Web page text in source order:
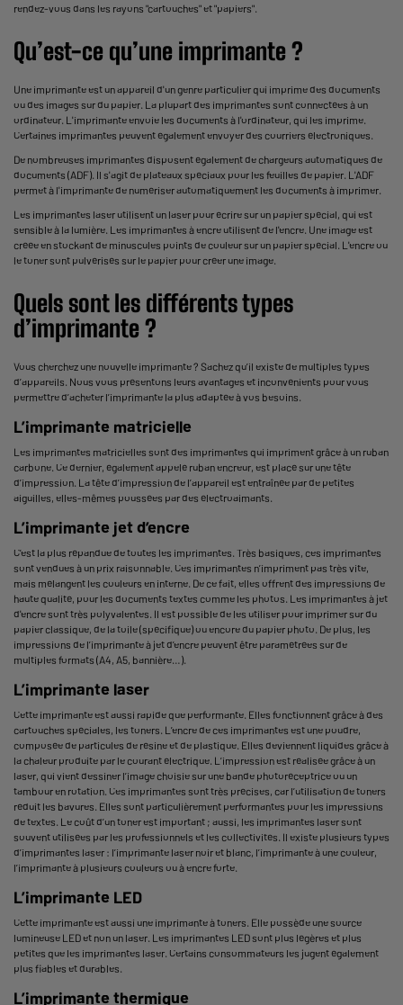
rendez-vous dans les rayons "cartouches" et "papiers".
Qu’est-ce qu’une imprimante ?
Une imprimante est un appareil d'un genre particulier qui imprime des documents
ou des images sur du papier. La plupart des imprimantes sont connectées à un
ordinateur. L'imprimante envoie les documents à l'ordinateur, qui les imprime.
Certaines imprimantes peuvent également envoyer des courriers électroniques.
De nombreuses imprimantes disposent également de chargeurs automatiques de
documents (ADF). Il s'agit de plateaux spéciaux pour les feuilles de papier. L'ADF
permet à l'imprimante de numériser automatiquement les documents à imprimer.
Les imprimantes laser utilisent un laser pour écrire sur un papier spécial, qui est
sensible à la lumière. Les imprimantes à encre utilisent de l'encre. Une image est
créée en stockant de minuscules points de couleur sur un papier spécial. L'encre ou
le toner sont pulvérisés sur le papier pour créer une image.
Quels sont les différents types
d’imprimante ?
Vous cherchez une nouvelle imprimante ? Sachez qu’il existe de multiples types
d’appareils. Nous vous présentons leurs avantages et inconvénients pour vous
permettre d’acheter l’imprimante la plus adaptée à vos besoins.
L’imprimante matricielle
Les imprimantes matricielles sont des imprimantes qui impriment grâce à un ruban
carbone. Ce dernier, également appelé ruban encreur, est placé sur une tête
d’impression. La tête d’impression de l’appareil est entraînée par de petites
aiguilles, elles-mêmes poussées par des électroaimants.
L’imprimante jet d’encre
C’est la plus répandue de toutes les imprimantes. Très basiques, ces imprimantes
sont vendues à un prix raisonnable. Ces imprimantes n’impriment pas très vite,
mais mélangent les couleurs en interne. De ce fait, elles offrent des impressions de
haute qualité, pour les documents textes comme les photos. Les imprimantes à jet
d'encre sont très polyvalentes. Il est possible de les utiliser pour imprimer sur du
papier classique, de la toile (spécifique) ou encore du papier photo. De plus, les
impressions de l’imprimante à jet d’encre peuvent être paramétrées sur de
multiples formats (A4, A5, bannière…).
L’imprimante laser
Cette imprimante est aussi rapide que performante. Elles fonctionnent grâce à des
cartouches spéciales, les toners. L’encre de ces imprimantes est une poudre,
composée de particules de résine et de plastique. Elles deviennent liquides grâce à
la chaleur produite par le courant électrique. L’impression est réalisée grâce à un
laser, qui vient dessiner l’image choisie sur une bande photoréceptrice ou un
tambour en rotation. Ces imprimantes sont très précises, car l’utilisation de toners
réduit les bavures. Elles sont particulièrement performantes pour les impressions
de textes. Le coût d’un toner est important ; aussi, les imprimantes laser sont
souvent utilisées par les professionnels et les collectivités. Il existe plusieurs types
d’imprimantes laser : l’imprimante laser noir et blanc, l’imprimante à une couleur,
l’imprimante à plusieurs couleurs ou à encre forte.
L’imprimante LED
Cette imprimante est aussi une imprimante à toners. Elle possède une source
lumineuse LED et non un laser. Les imprimantes LED sont plus légères et plus
petites que les imprimantes laser. Certains consommateurs les jugent également
plus fiables et durables.
L’imprimante thermique